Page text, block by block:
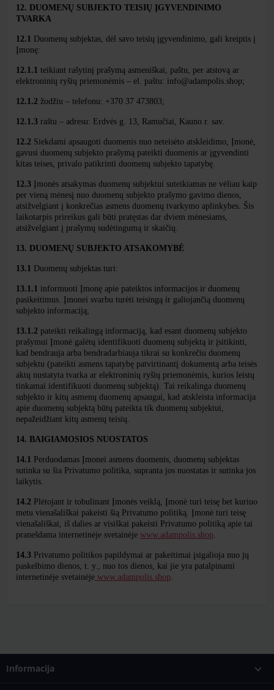
12. DUOMENŲ SUBJEKTO TEISIŲ ĮGYVENDINIMO
TVARKA
12.1 Duomenų subjektas, dėl savo teisių įgyvendinimo, gali kreiptis į
Įmonę:
12.1.1 teikiant rašytinį prašymą asmeniškai, paštu, per atstovą ar
elektroninių ryšių priemonėmis – el. paštu: info@adampolis.shop;
12.1.2 žodžiu – telefonu: +370 37 473803;
12.1.3 raštu – adresu: Erdvės g. 13, Ramučiai, Kauno r. sav.
12.2 Siekdami apsaugoti duomenis nuo neteisėto atskleidimo, Įmonė,
gavusi duomenų subjekto prašymą pateikti duomenis ar įgyvendinti
kitas teises, privalo patikrinti duomenų subjekto tapatybę.
12.3 Įmonės atsakymas duomenų subjektui suteikiamas ne vėliau kaip
per vieną mėnesį nuo duomenų subjekto prašymo gavimo dienos,
atsižvelgiant į konkrečias asmens duomenų tvarkymo aplinkybes. Šis
laikotarpis prireikus gali būti pratęstas dar dviem mėnesiams,
atsižvelgiant į prašymų sudėtingumą ir skaičių.
13. DUOMENŲ SUBJEKTO ATSAKOMYBĖ
13.1 Duomenų subjektas turi:
13.1.1 informuoti Įmonę apie pateiktos informacijos ir duomenų
pasikeitimus. Įmonei svarbu turėti teisingą ir galiojančią duomenų
subjekto informaciją;
13.1.2 pateikti reikalingą informaciją, kad esant duomenų subjekto
prašymui Įmonė galėtų identifikuoti duomenų subjektą ir įsitikinti,
kad bendrauja arba bendradarbiauja tikrai su konkrečiu duomenų
subjektu (pateikti asmens tapatybę patvirtinantį dokumentą arba teisės
aktų nustatyta tvarka ar elektroninių ryšių priemonėmis, kurios leistų
tinkamai identifikuoti duomenų subjektą). Tai reikalinga duomenų
subjekto ir kitų asmenų duomenų apsaugai, kad atskleista informacija
apie duomenų subjektą būtų pateikta tik duomenų subjektui,
nepažeidžiant kitų asmenų teisių.
14. BAIGIAMOSIOS NUOSTATOS
14.1 Perduodamas Įmonei asmens duomenis, duomenų subjektas
sutinka su šia Privatumo politika, supranta jos nuostatas ir sutinka jos
laikytis.
14.2 Plėtojant ir tobulinant Įmonės veiklą, Įmonė turi teisę bet kuriuo
metu vienašališkai pakeisti šią Privatumo politiką. Įmonė turi teisę
vienašališkai, iš dalies ar visiškai pakeisti Privatumo politiką apie tai
pranešdama internetinėje svetainėje www.adampolis.shop.
14.3 Privatumo politikos papildymai ar pakeitimai įsigalioja nuo jų
paskelbimo dienos, t. y., nuo tos dienos, kai jie yra patalpinami
internetinėje svetainėje www.adampolis.shop.
Informacija